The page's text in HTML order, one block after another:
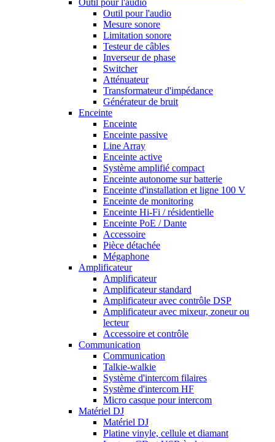
Outil pour l'audio
Outil pour l'audio
Mesure sonore
Limitation sonore
Testeur de câbles
Inverseur de phase
Switcher
Atténuateur
Transformateur d'impédance
Générateur de bruit
Enceinte
Enceinte
Enceinte passive
Line Array
Enceinte active
Système amplifié compact
Enceinte autonome sur batterie
Enceinte d'installation et ligne 100 V
Enceinte de monitoring
Enceinte Hi-Fi / résidentielle
Enceinte PoE / Dante
Accessoire
Pièce détachée
Mégaphone
Amplificateur
Amplificateur
Amplificateur standard
Amplificateur avec contrôle DSP
Amplificateur avec mixeur, zoneur ou
lecteur
Accessoire et contrôle
Communication
Communication
Talkie-walkie
Système d'intercom filaires
Système d'intercom HF
Micro casque pour intercom
Matériel DJ
Matériel DJ
Platine vinyle, cellule et diamant